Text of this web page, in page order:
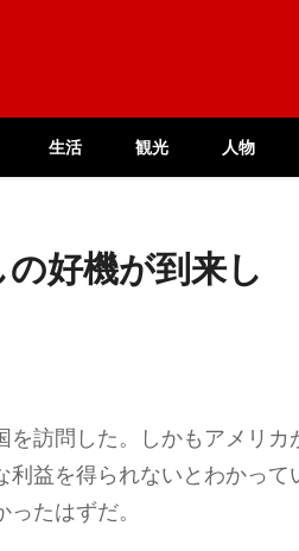
生活 観光 人物
好機が到来し
訪問した。しかもアメリ
益を得られないとわかって
たはずだ。